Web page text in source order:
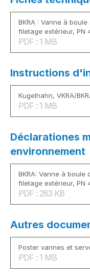
BKRA : Vanne à
filetage extérieur, PN
PDF : 1 MB
Instructions
Kugelhahn, VKRA/
PDF : 1 MB
Déclarationes
environnement
BKRA: Vanne à
filetage extérieur, PN
PDF : 283 KB
Autres
Poster vannes et
PDF : 1 MB